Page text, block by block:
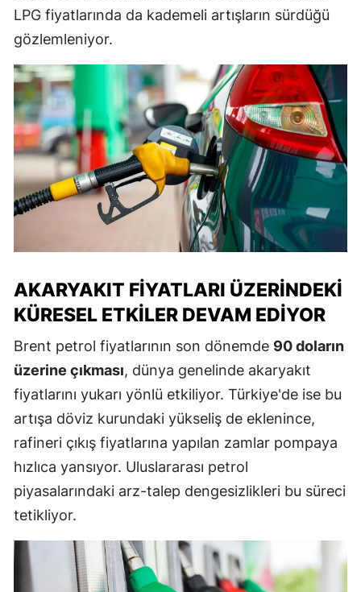
LPG fiyatlarında da kademeli artışların sürdüğü
gözlemleniyor.
AKARYAKIT FIYATLARI ÜZERINDEKI
KÜRESEL ETKILER DEVAM EDIYOR
Brent petrol fiyatlarının son dönemde 90 doların
üzerine çıkması, dünya genelinde akaryakıt
fiyatlarını yukarı yönlü etkiliyor. Türkiye'de ise bu
artışa döviz kurundaki yükseliş de eklenince,
rafineri çıkış fiyatlarına yapılan zamlar pompaya
hızlıca yansıyor. Uluslararası petrol
piyasalarındaki arz-talep dengesizlikleri bu süreci
tetikliyor.